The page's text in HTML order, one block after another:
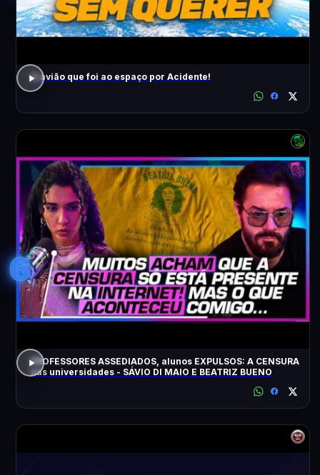
O avião que foi ao espaço por Acidente!
6
PROFESSORES ASSEDIADOS, alunos EXPULSOS: A CENSURA
nas universidades - SÁVIO DI MAIO E BEATRIZ BUENO